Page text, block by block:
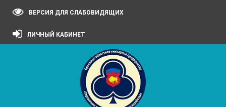
ВЕРСИЯ ДЛЯ СЛАБОВИДЯЩИХ
ЛИЧНЫЙ КАБИНЕТ